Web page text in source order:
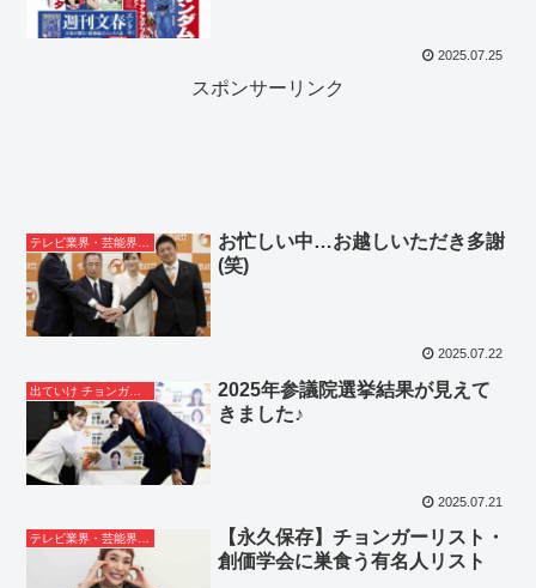
2025.07.25
スポンサーリンク
お忙しい中…お越しいただき多謝
(笑)
2025.07.22
2025年参議院選挙結果が見えて
きました♪
2025.07.21
テレビ業界・芸能界ネタ
【永久保存】チョンガーリスト・
創価学会に巣食う有名人リスト